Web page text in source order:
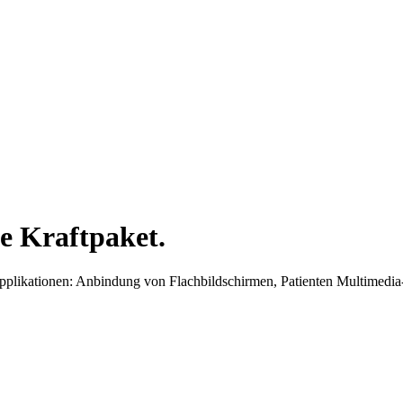
Kraftpaket.
Anbindung von Flachbildschirmen, Patienten